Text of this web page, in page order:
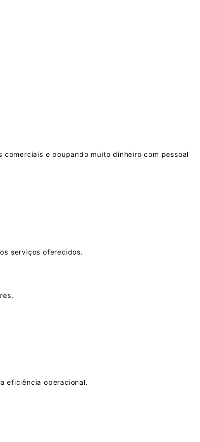
e poupando muito dinheiro com pessoal
serviços oferecidos.
eficiência operacional.